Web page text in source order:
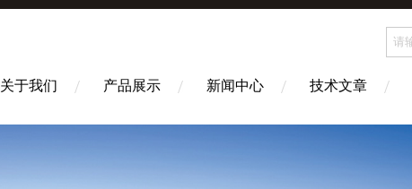
关于我们 产品展示 新闻中心 技术文章